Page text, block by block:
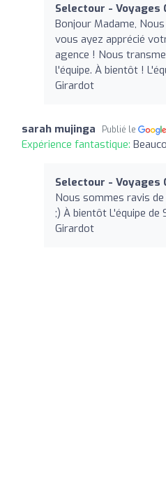
Selectour - Voyages
Bonjour Madame,
vous ayez apprécié
agence ! Nous
l'équipe. À bientôt !
Girardot
sarah mujinga Publié le
Expérience fantastique:
Selectour - Voyages
Nous sommes ravis
;) À bientôt L'équipe
Girardot